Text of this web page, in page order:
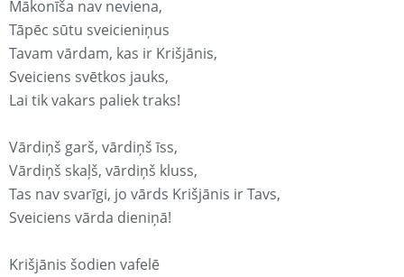
Mākonīša nav neviena,
Tāpēc sūtu sveicieniņus
Tavam vārdam, kas ir Krišjānis,
Sveiciens svētkos jauks,
Lai tik vakars paliek traks!
Vārdiņš garš, vārdiņš īss,
Vārdiņš skaļš, vārdiņš kluss,
Tas nav svarīgi, jo vārds Krišjānis ir Tavs,
Sveiciens vārda dieniņā!
Krišjānis šodien vafelē